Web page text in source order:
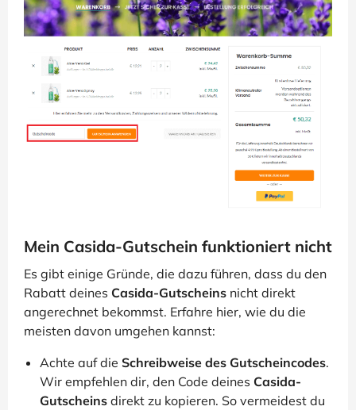
Mein Casida-Gutschein funktioniert nicht
Es gibt einige Gründe, die dazu führen, dass du den
Rabatt deines Casida-Gutscheins nicht direkt
angerechnet bekommst. Erfahre hier, wie du die
meisten davon umgehen kannst:
Achte auf die Schreibweise des Gutscheincodes.
Wir empfehlen dir, den Code deines Casida-
Gutscheins direkt zu kopieren. So vermeidest du